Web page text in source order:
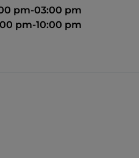
pm-03:00 pm
pm-10:00 pm